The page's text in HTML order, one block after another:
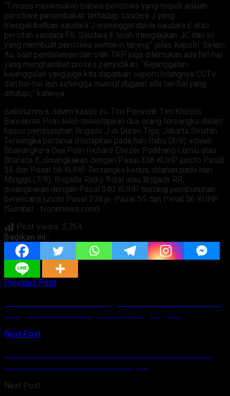
“Timsus menemukan bahwa peristiwa yang terjadi adalah
persitiwa penembakan terhadap saudara J yang
mengakibatkan saudara J meninggal dunia saudara E atas
perintah saudara FS. Saudara E telah mengajukan JC dan ini
yang membuat peristiwa semakin terang,” jelas Kapolri. Selain
itu, saat pendalaman dan olah TKP juga ditemukan ada hal-hal
yang menghambat proses penyidikan. “Kejanggalan-
kejanggalan yang juga kita dapatkan seperti hilangnya CCTV
dan hal-hal lain sehingga muncul dugaan ada hal-hal yang
ditutupi,” katanya.
Sebelumnya, dalam kasus ini, Tim Penyidik Tim Khusus
Bareskrim Polri telah menetapkan dua orang tersangka dalam
kasus pembunuhan Brigadir J di Duren Tiga, Jakarta Selatan.
Tersangka pertama ditetapkan pada hari Rabu (3/8) adalah
Bhayangkara Dua Polri Richard Eliezer Pudihang Lumiu atau
Bharada E, disangkakan dengan Pasal 338 KUHP juncto Pasal
55 dan Pasal 56 KUHP. Tersangka kedua, ditahan pada hari
Minggu (7/8), Brigadir Ricky Rizal atau Brigadir RR,
disangkakan dengan Pasal 340 KUHP tentang pembunuhan
berencana juncto Pasal 338 jo. Pasal 55 dan Pasal 56 KUHP.
(Sumber : tvonenews.com)
Post Views: 2,764
Bagikan ini :
Previous Post
Next Post
Next Post